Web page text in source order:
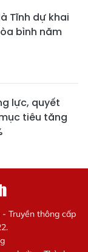
Tĩnh dự khai
bình năm
lực, quyết
tiêu tăng
- Truyền thông cấp